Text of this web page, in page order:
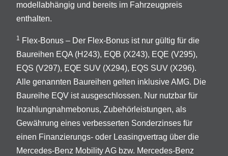
modellabhängig und bereits im Fahrzeugpreis
enthalten.
1 Flex-Bonus – Der Flex-Bonus ist nur gültig für die
Baureihen EQA (H243), EQB (X243), EQE (V295),
EQS (V297), EQE SUV (X294), EQS SUV (X296).
Alle genannten Baureihen gelten inklusive AMG. Die
Baureihe EQV ist ausgeschlossen. Nur nutzbar für
Inzahlungnahmebonus, Zubehörleistungen, als
Gewährung eines verbesserten Sonderzinses für
einen Finanzierungs- oder Leasingvertrag über die
Mercedes-Benz Mobility AG bzw. Mercedes-Benz